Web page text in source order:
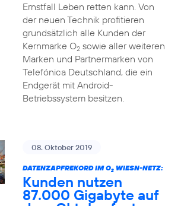
Ernstfall Leben retten kann. Von
der neuen Technik profitieren
grundsätzlich alle Kunden der
Kernmarke O2sowie aller weiteren
Marken und Partnermarken von
Telefónica Deutschland, die ein
Endgerät mit Android-
Betriebssystem besitzen.
08. Oktober 2019
DATENZAPFREKORD IM O2WIESN-NETZ:
Kunden nutzen
87.000 Gigabyte auf